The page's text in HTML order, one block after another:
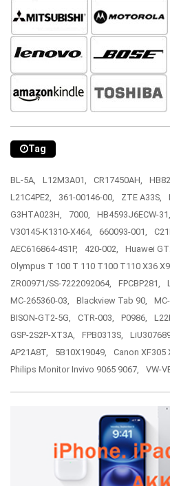
Tag
BL-5A, L12M3A01, CR17450AH,
L21C4PE2,
361-00146-00, ZTE A33S,
G3HTA023H,
7000, HB4593J6ECW-31,
V30145-K1310-X464,
660093-001,
AEC616864-4S1P,
420-002,
Huawei
Olympus T 100 T 110 T100 T110 X36
ZR00971/SS-7222092064,
FPCBP281,
MC-265360-03,
Blackview Tab 90,
BISON-GT2-5G,
CTR-003, P0986,
GSP-2S2P-XT3A,
FPB0313S,
AP21A8T,
5B10X19049,
Canon XF305
Philips Monitor Invivo 9065 9067,
VW-